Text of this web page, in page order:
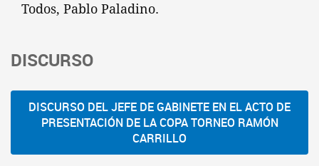
Todos, Pablo Paladino.
DISCURSO
DISCURSO DEL JEFE DE GABINETE EN EL ACTO DE
PRESENTACIÓN DE LA COPA TORNEO RAMÓN
CARRILLO